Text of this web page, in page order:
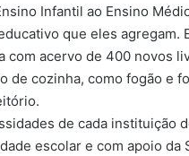
Infantil ao Ensino
que eles
com acervo de 400 novos
de cozinha, como fogão e
de cada instituição
escolar e com apoio da